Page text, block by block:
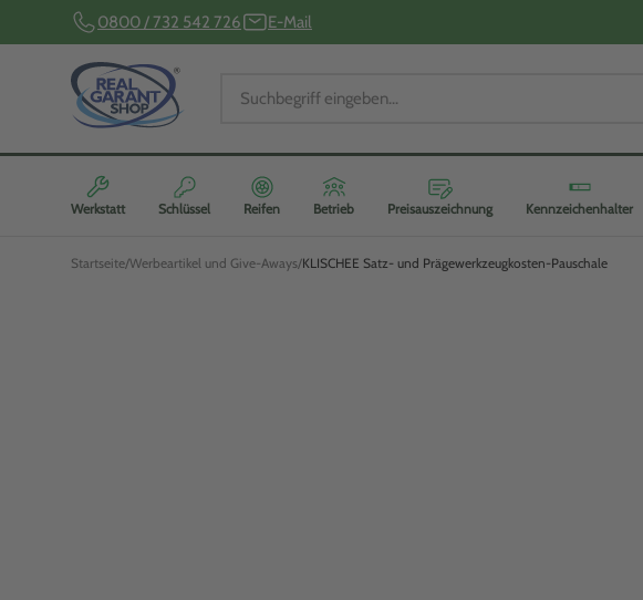
0800 / 732 542 726 E-Mail
Werkstatt Schlüssel Reifen Betrieb Preisauszeichnung Kennzeichenhalter
Startseite Werbeartikel und Give-Aways KLISCHEE Satz- und Prägewerkzeugkosten-Pauschale